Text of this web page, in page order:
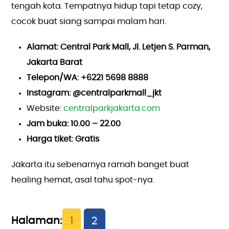
tengah kota. Tempatnya hidup tapi tetap cozy,
cocok buat siang sampai malam hari.
Alamat: Central Park Mall, Jl. Letjen S. Parman,
Jakarta Barat
Telepon/WA: +6221 5698 8888
Instagram: @centralparkmall_jkt
Website:centralparkjakarta.com
Jam buka: 10.00 – 22.00
Harga tiket: Gratis
Jakarta itu sebenarnya ramah banget buat
healing hemat, asal tahu spot-nya.
2